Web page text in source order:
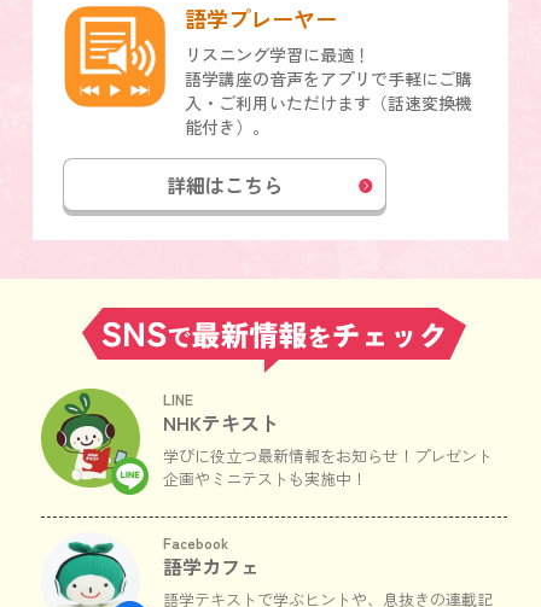
語学プレーヤー
リスニング学習に最適！
語学講座の音声をアプリで手軽にご購
入・ご利用いただけます（話速変換機
能付き）。
詳細はこちら
LINE
NHKテキスト
学びに役立つ最新情報をお知らせ！プレゼント
企画やミニテストも実施中！
Facebook
語学カフェ
語学テキストで学ぶヒントや、息抜きの連載記